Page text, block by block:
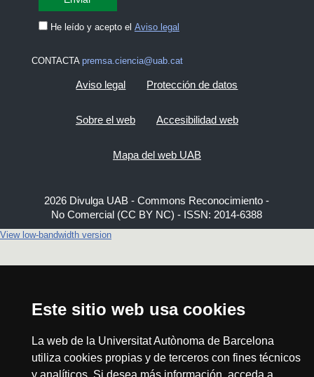
Este sitio web usa cookies
La web de la Universitat Autònoma de Barcelona
utiliza cookies propias y de terceros con fines técnicos
y analíticos. Si desea más información, acceda a
He leído y acepto el Aviso legal
CONTACTA premsa.ciencia@uab.cat
Aviso legal Protección de datos
Sobre el web Accesibilidad web
Mapa del web UAB
2026 Divulga UAB - Commons Reconocimiento -
No Comercial (CC BY NC) - ISSN: 2014-6388
View low-bandwidth version